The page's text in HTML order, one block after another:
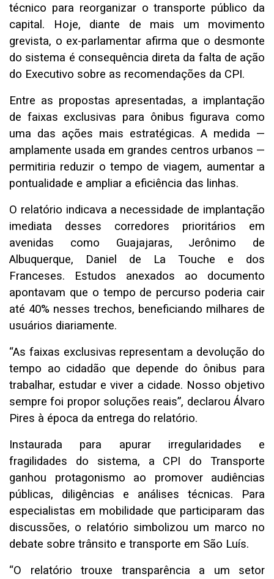
técnico para reorganizar o transporte público da
capital. Hoje, diante de mais um movimento
grevista, o ex-parlamentar afirma que o desmonte
do sistema é consequência direta da falta de ação
do Executivo sobre as recomendações da CPI.
Entre as propostas apresentadas, a implantação
de faixas exclusivas para ônibus figurava como
uma das ações mais estratégicas. A medida —
amplamente usada em grandes centros urbanos —
permitiria reduzir o tempo de viagem, aumentar a
pontualidade e ampliar a eficiência das linhas.
O relatório indicava a necessidade de implantação
imediata desses corredores prioritários em
avenidas como Guajajaras, Jerônimo de
Albuquerque, Daniel de La Touche e dos
Franceses. Estudos anexados ao documento
apontavam que o tempo de percurso poderia cair
até 40% nesses trechos, beneficiando milhares de
usuários diariamente.
“As faixas exclusivas representam a devolução do
tempo ao cidadão que depende do ônibus para
trabalhar, estudar e viver a cidade. Nosso objetivo
sempre foi propor soluções reais”, declarou Álvaro
Pires à época da entrega do relatório.
Instaurada para apurar irregularidades e
fragilidades do sistema, a CPI do Transporte
ganhou protagonismo ao promover audiências
públicas, diligências e análises técnicas. Para
especialistas em mobilidade que participaram das
discussões, o relatório simbolizou um marco no
debate sobre trânsito e transporte em São Luís.
“O relatório trouxe transparência a um setor